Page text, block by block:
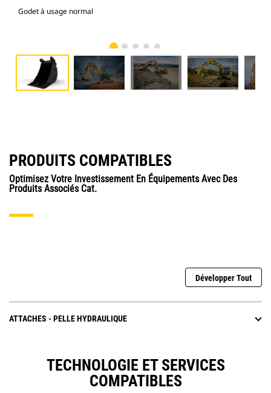
Godet à usage normal
PRODUITS COMPATIBLES
Optimisez Votre Investissement En Équipements Avec Des
Produits Associés Cat.
Développer Tout
ATTACHES - PELLE HYDRAULIQUE
TECHNOLOGIE ET SERVICES
COMPATIBLES